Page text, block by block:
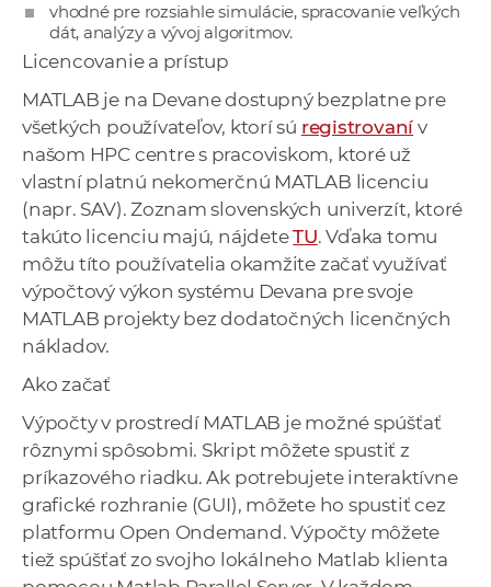
vhodné pre rozsiahle simulácie, spracovanie veľkých
dát, analýzy a vývoj algoritmov.
Licencovanie a prístup
MATLAB je na Devane dostupný bezplatne pre
všetkých používateľov, ktorí sú registrovaní v
našom HPC centre s pracoviskom, ktoré už
vlastní platnú nekomerčnú MATLAB licenciu
(napr. SAV). Zoznam slovenských univerzít, ktoré
takúto licenciu majú, nájdeteTU. Vďaka tomu
môžu títo používatelia okamžite začať využívať
výpočtový výkon systému Devana pre svoje
MATLAB projekty bez dodatočných licenčných
nákladov.
Ako začať
Výpočty v prostredí MATLAB je možné spúšťať
rôznymi spôsobmi. Skript môžete spustiť z
príkazového riadku. Ak potrebujete interaktívne
grafické rozhranie (GUI), môžete ho spustiť cez
platformu Open Ondemand. Výpočty môžete
tiež spúšťať zo svojho lokálneho Matlab klienta